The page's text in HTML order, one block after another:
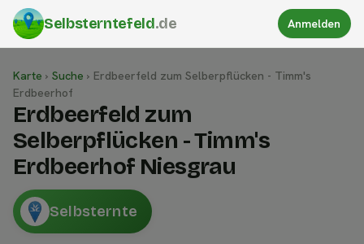
Selbsterntefeld.de Anmelden
Karte › Suche › Erdbeerfeld zum Selberpflücken - Timm's
Erdbeerhof
Erdbeerfeld zum
Selberpflücken - Timm's
Erdbeerhof Niesgrau
Selbsternte